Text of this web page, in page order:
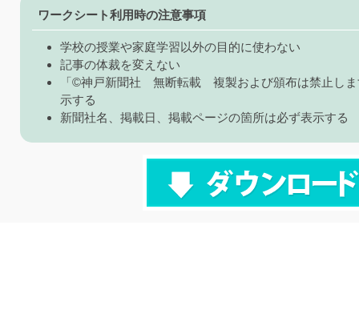
ワークシート利用時の注意事項
学校の授業や家庭学習以外の目的に使わない
記事の体裁を変えない
「©神戸新聞社 無断転載 複製および頒布は禁止しま
示する
新聞社名、掲載日、掲載ページの箇所は必ず表示する